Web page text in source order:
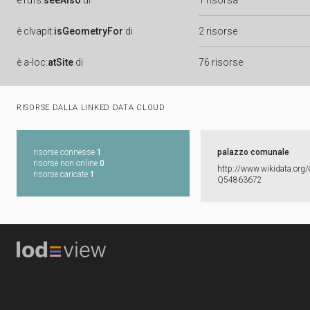
è clvapit:isGeometryFor di 2 risorse
è a-loc:atSite di 76 risorse
RISORSE DALLA LINKED DATA CLOUD
risorse connesse 1
risorse non online 0
risorse caricate 1
palazzo comunale
http:​/​/​
Q54863672